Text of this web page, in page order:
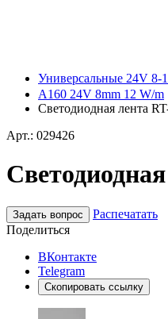
Универсальные 24V
A160 24V 8mm 12 W/m
Светодиодная лента
Арт.: 029426
Задать вопрос
Распечатать
Поделиться
ВКонтакте
Telegram
Скопировать ссылку